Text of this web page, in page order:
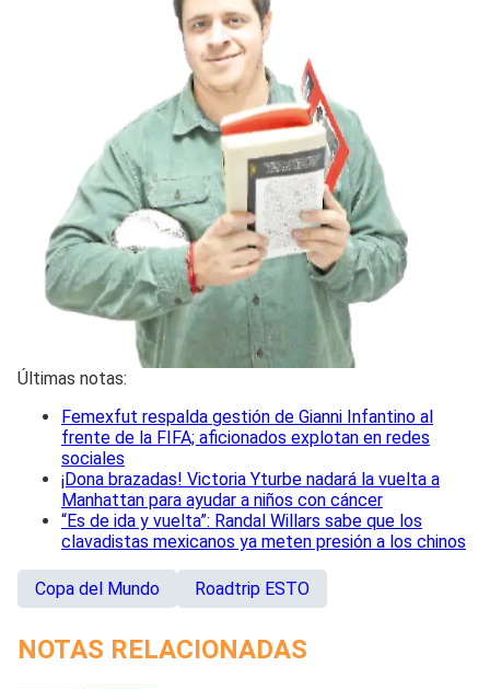
Últimas notas:
Femexfut respalda gestión de Gianni Infantino al
frente de la FIFA; aficionados explotan en redes
sociales
¡Dona brazadas! Victoria Yturbe nadará la vuelta a
Manhattan para ayudar a niños con cáncer
“Es de ida y vuelta”: Randal Willars sabe que los
clavadistas mexicanos ya meten presión a los chinos
Copa del Mundo Roadtrip ESTO
NOTAS RELACIONADAS